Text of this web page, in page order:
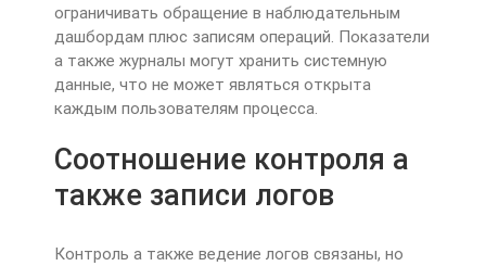
ограничивать обращение в наблюдательным
дашбордам плюс записям операций. Показатели
а также журналы могут хранить системную
данные, что не может являться открыта
каждым пользователям процесса.
Соотношение контроля а
также записи логов
Контроль а также ведение логов связаны, но